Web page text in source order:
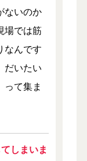
ないのか
場では筋
なんです
だいたい
て集ま
しまいま